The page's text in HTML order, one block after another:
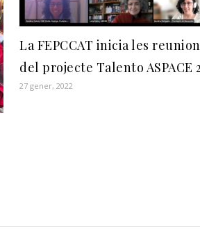
La FEPCCAT inicia les
del projecte Talento ASPACE
27 gener, 2022